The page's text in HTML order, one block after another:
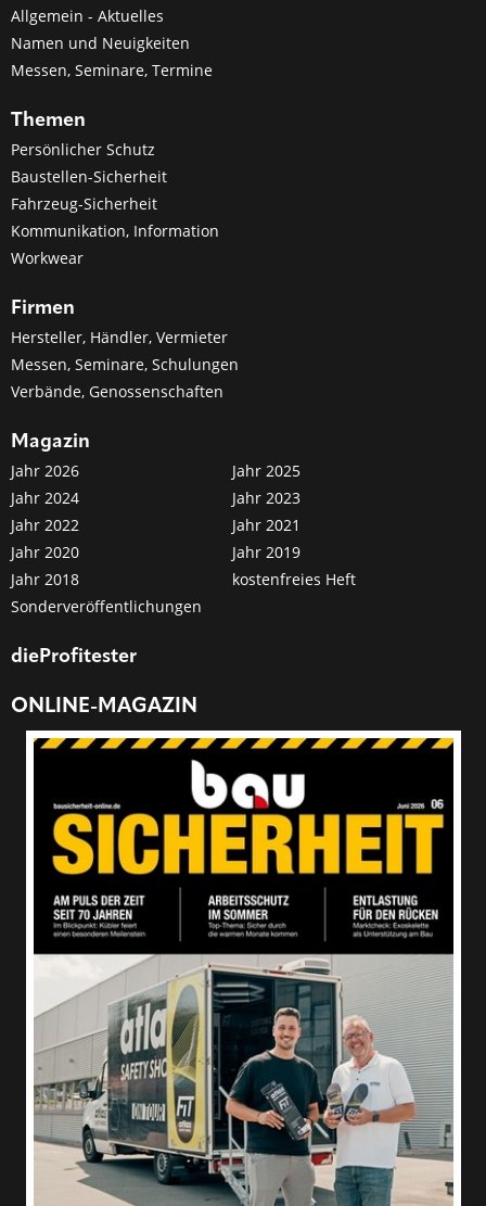
Allgemein - Aktuelles
Namen und Neuigkeiten
Messen, Seminare, Termine
Themen
Persönlicher Schutz
Baustellen-Sicherheit
Fahrzeug-Sicherheit
Kommunikation, Information
Workwear
Firmen
Hersteller, Händler, Vermieter
Messen, Seminare, Schulungen
Verbände, Genossenschaften
Magazin
Jahr 2026
Jahr 2025
Jahr 2024
Jahr 2023
Jahr 2022
Jahr 2021
Jahr 2020
Jahr 2019
Jahr 2018
kostenfreies Heft
Sonderveröffentlichungen
dieProfitester
ONLINE-MAGAZIN